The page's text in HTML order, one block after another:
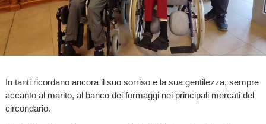
In tanti ricordano ancora il suo sorriso e la sua gentilezza, sempre
accanto al marito, al banco dei formaggi nei principali mercati del
circondario.